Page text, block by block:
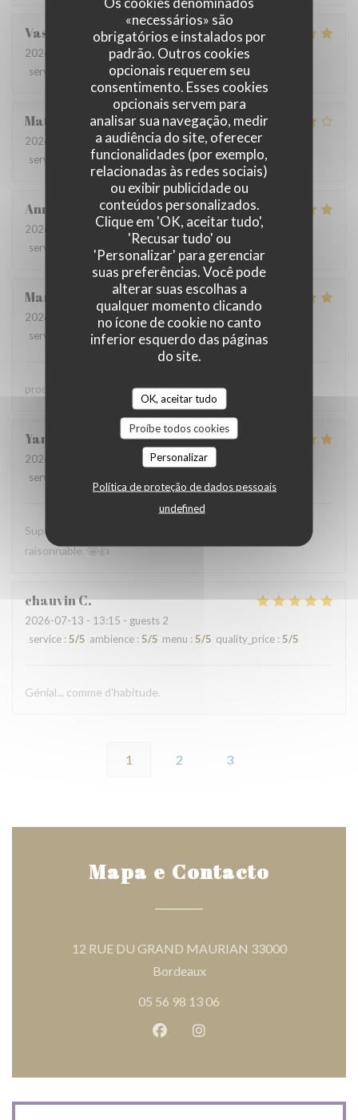
«necessários» são
obrigatórios e instalados por
padrão. Outros cookies
opcionais requerem seu
consentimento. Esses cookies
opcionais servem para
analisar sua navegação, medir
a audiência do site, oferecer
funcionalidades (por exemplo,
relacionadas às redes sociais)
ou exibir publicidade ou
conteúdos personalizados.
Clique em 'OK, aceitar tudo',
'Recusar tudo' ou
'Personalizar' para gerenciar
suas preferências. Você pode
alterar suas escolhas a
qualquer momento clicando
no ícone de cookie no canto
inferior esquerdo das páginas
do site.
OK, aceitar tudo
Proíbe todos cookies
Personalizar
Política de proteção de dados pessoais
undefined
Vasika
2026-07-27
- 19:00 - guests 2
service
ambience: 5/5 menu: 5/5 quality_price
Mathilde
2026-07-22
- 20:00 - guests 4
service
ambience: 4/5 menu : 4/5 quality_price
Anne
2026-07-20
- 12:00 - guests 4
service
ambience :5/5 menu: 5/5 quality_price
Marie France R
2026-07-20
- 20:30 - guests 4
service
ambience: 5/5 menu: 5/5 quality_price
produits frais travaillés avec soin et recherche
Yannick
2026-07-15
- 14:00 - guests 4
service
Super.tout était très bon. Patron super sympa. Prix très
raisonnable. 🤩👍
chauvinC
2026-07-13 - 13:15 - guests 2
service : 5/5 ambience : 5/5 menu : 5/5 quality_price : 5/5
Génial... comme d'habitude.
1 2 3
Mapa e Contacto
12 RUE DU GRAND MAURIAN 33000
Bordeaux((abre numa nova janela))
05 56 98 13 06
Facebook ((abre numa nova
Instagram ((abre numa